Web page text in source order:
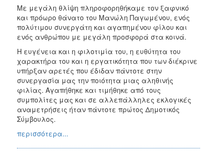
Με μεγάλη θλίψη πληροφορηθήκαμε τον ξαφνικό
και πρόωρο θάνατο του Μανώλη Παγωμένου, ενός
πολύτιμου συνεργάτη και αγαπημένου φίλου και
ενός ανθρώπου με μεγάλη προσφορά στα κοινά.
Η ευγένεια και η φιλοτιμία του, η ευθύτητα του
χαρακτήρα του και η εργατικότητα που των διέκρινε
υπήρξαν αρετές που έδιδαν πάντοτε στην
συνεργασία μας την ποιότητα μιας αληθινής
φιλίας. Αγαπήθηκε και τιμήθηκε από τους
συμπολίτες μας και σε αλλεπάλληλες εκλογικές
αναμετρήσεις ήταν πάντοτε πρώτος Δημοτικός
Σύμβουλος.
περισσότερα...